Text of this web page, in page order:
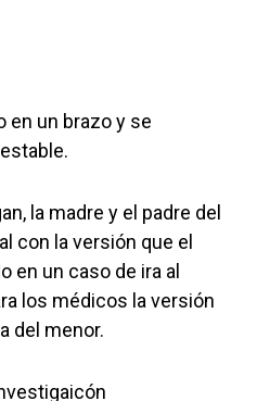
en un brazo y se
la madre y el padre del
con la versión que el
en un caso de ira al
los médicos la versión
del menor.